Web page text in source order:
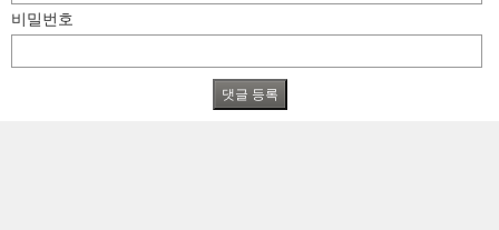
비밀번호